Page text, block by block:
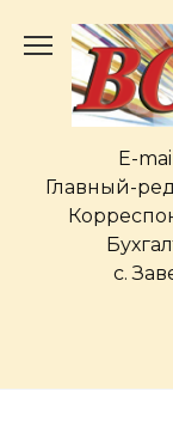
содержанию
E-
Главный-
с.